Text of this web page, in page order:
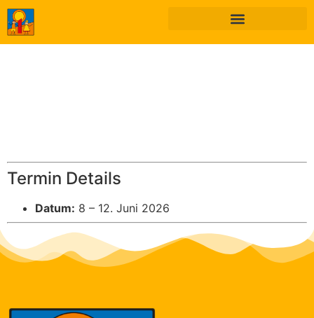
Termin Details
Datum: 8 – 12. Juni 2026